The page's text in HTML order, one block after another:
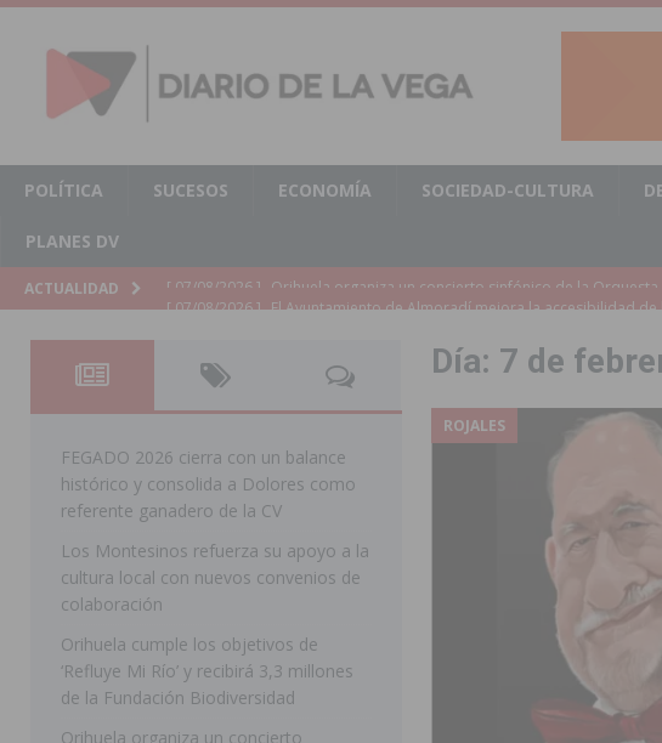
POLÍTICA SUCESOS ECONOMÍA SOCIEDAD-CULTURA
PLANES DV
ACTUALIDAD [ 07/08/2026 ] El Ayuntamiento de Almoradí mejora la accesibilidad
[ 07/08/2026 ]
Educación destina 1,2 millones adicionales al CEIP nº 2
[ 07/08/2026 ] La Policía Nacional desarticula un grupo criminal
clonación de llaves electrónicas
[ 07/08/2026 ] Torrevieja impulsa el empleo con la contratación de 55
[ 07/08/2026 ] Raiguero de Bonanza alerta del riesgo de incendios e
[ 07/08/2026 ]
La Generalitat impulsa el desdoblamiento de la CV-95,
[ 07/08/2026 ] Benferri ya se prepara para dar comienzo a sus Fiestas
Día: 7 de
ROJALES
FEGADO 2026 cierra con un balance
histórico y consolida a Dolores como
referente ganadero de la CV
Los Montesinos refuerza su apoyo a la
cultura local con nuevos convenios de
colaboración
Orihuela cumple los objetivos de
‘Refluye Mi Río’ y recibirá 3,3 millones
de la Fundación Biodiversidad
Orihuela organiza un concierto